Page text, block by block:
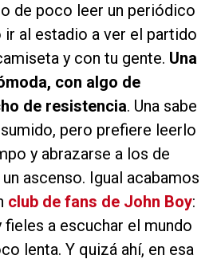
de poco leer un periódico
al estadio a ver el partido
y con tu gente. Una
con algo de
de resistencia. Una sabe
pero prefiere leerlo
y abrazarse a los de
ascenso. Igual acabamos
club de fans de John Boy:
a escuchar el mundo
lenta. Y quizá ahí, en esa